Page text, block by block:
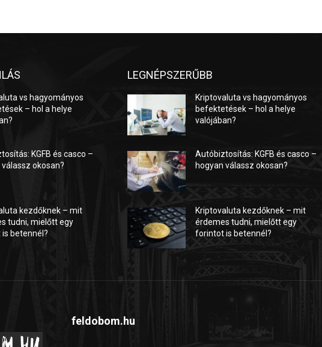
vs hagyományos
– hol a helye
KGFB és casco –
válassz okosan?
kezdőknek – mit
tudni, mielőtt egy
betennél?
LEGNÉPSZERŰBB
Kriptovaluta vs hagyományos
befektetések – hol a helye
valójában?
Autóbiztosítás: KGFB és casco –
hogyan válassz okosan?
Kriptovaluta kezdőknek – mit
érdemes tudni, mielőtt egy
forintot is betennél?
feldobom.hu